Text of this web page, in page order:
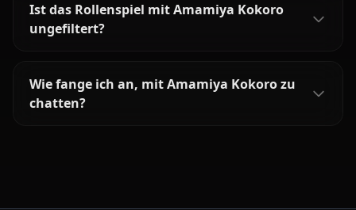
Ist das Rollenspiel mit Amamiya Kokoro
ungefiltert?
Wie fange ich an, mit Amamiya Kokoro zu
chatten?